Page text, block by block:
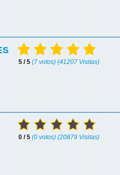
5 / 5 (7 votos) (41207 Visitas)
0 / 5 (0 votos) (20879 Visitas)